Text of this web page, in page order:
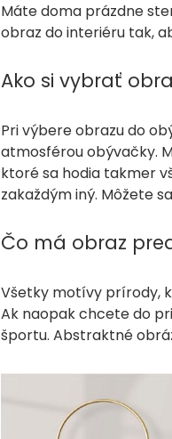
Máte doma prázdne
obraz do interiéru tak,
Ako si vybrať
Pri výbere obrazu do
atmosférou obývačky.
ktoré sa hodia takmer
zakaždým iný. Môžete
Čo má obraz
Všetky motívy prírody,
Ak naopak chcete do
športu. Abstraktné